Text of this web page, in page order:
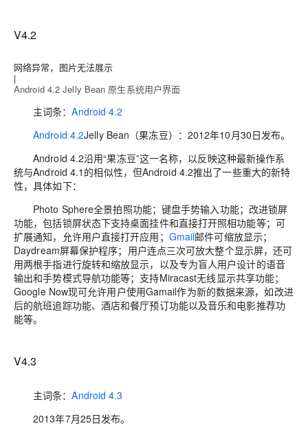
V4.2
网络异常，图片无法展示
|
Android 4.2 Jelly Bean 原生系统用户界面
主词条：Android 4.2
Android 4.2Jelly Bean（果冻豆） ： 2012年10月30日发布。
Android 4.2沿用“果冻豆”这一名称，以反映这种最新操作系
统与Android 4.1的相似性，但Android 4.2推出了一些重大的新特
性，具体如下：
Photo Sphere全景拍照功能；键盘手势输入功能；改进锁屏
功能，包括锁屏状态下支持桌面挂件和直接打开照相功能等；可
扩展通知，允许用户直接打开应用； Gmail邮件可缩放显示；
Daydream屏幕保护程序；用户连点三次可放大整个显示屏，还可
用两根手指进行旋转和缩放显示，以及专为盲人用户设计的语音
输出和手势模式导航功能等；支持Miracast无线显示共享功能；
Google Now现可允许用户使用Gamail作为新的数据来源，如改进
后的航班追踪功能、酒店和餐厅预订功能以及音乐和电影推荐功
能等。
V4.3
主词条：Android 4.3
2013年7月25日发布。